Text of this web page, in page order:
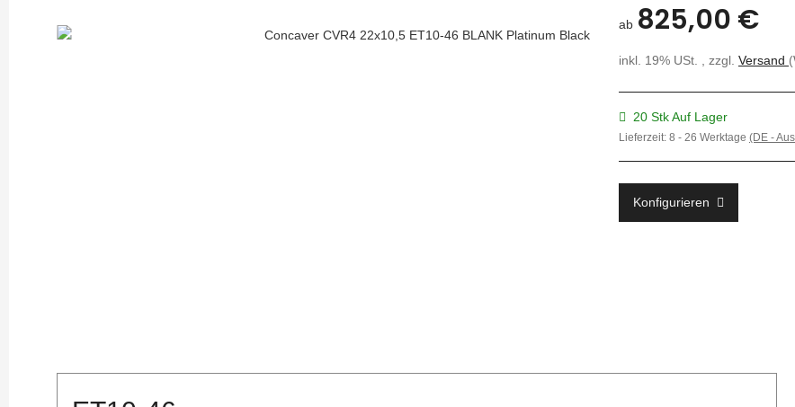
ab 825,00 €
inkl. 19% USt. , zzgl. Versand
20 Stk Auf Lager
Lieferzeit: 8 - 26 Werktage (DE -
Konfigurieren